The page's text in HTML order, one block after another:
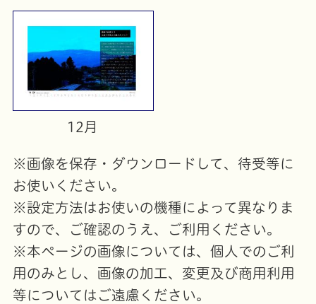
12月
※画像を保存・ダウンロードして、待受等に
お使いください。
※設定方法はお使いの機種によって異なりま
すので、ご確認のうえ、ご利用ください。
※本ページの画像については、個人でのご利
用のみとし、画像の加工、変更及び商用利用
等についてはご遠慮ください。